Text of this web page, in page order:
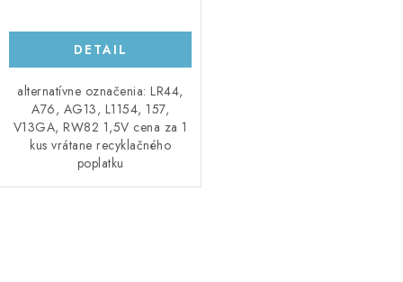
DETAIL
alternatívne označenia: LR44,
A76, AG13, L1154, 157,
V13GA, RW82 1,5V cena za 1
kus vrátane recyklačného
poplatku